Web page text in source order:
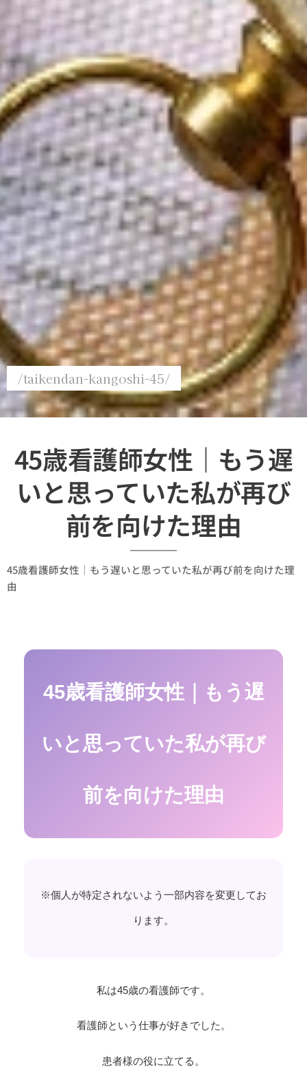
/taikendan-kangoshi-45/
45歳看護師女性｜もう遅
いと思っていた私が再び
前を向けた理由
45歳看護師女性｜もう遅いと思っていた私が再び前を向けた理
由
45歳看護師女性｜もう遅
いと思っていた私が再び
前を向けた理由
※個人が特定されないよう一部内容を変更してお
ります。
私は45歳の看護師です。
看護師という仕事が好きでした。
患者様の役に立てる。